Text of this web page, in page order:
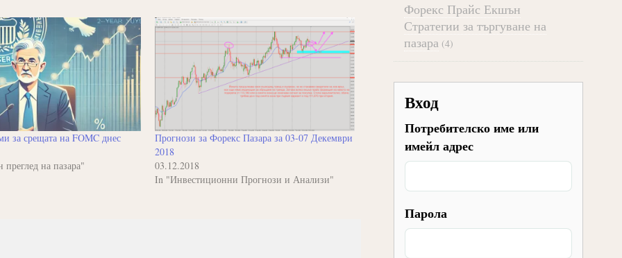
за срещата на FOMC днес
на пазара"
Прогнози за Форекс Пазара за 03-07 Декември
2018
03.12.2018
In "Инвестиционни Прогнози и Анализи"
Форекс Прайс Екшън
Стратегии за търгуване на
пазара(4)
Вход
Потребителско име или
имейл адрес
Парола